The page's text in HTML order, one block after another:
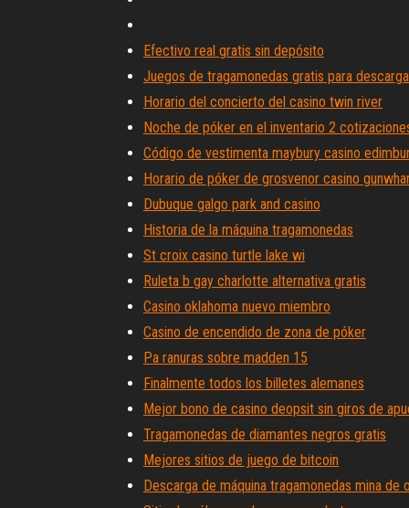
Efectivo real gratis sin depósito
Juegos de tragamonedas gratis para
Horario del concierto del casino twin river
Noche de póker en el inventario 2
Código de vestimenta maybury casino
Horario de póker de grosvenor casino
Dubuque galgo park and casino
Historia de la máquina tragamonedas
St croix casino turtle lake wi
Ruleta b gay charlotte alternativa gratis
Casino oklahoma nuevo miembro
Casino de encendido de zona de póker
Pa ranuras sobre madden 15
Finalmente todos los billetes alemanes
Mejor bono de casino deopsit sin giros de
Tragamonedas de diamantes negros gratis
Mejores sitios de juego de bitcoin
Descarga de máquina tragamonedas mina de